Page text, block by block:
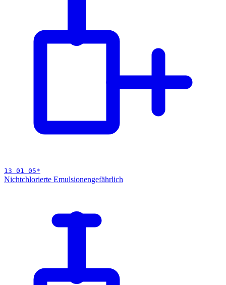
13 01 05*
Nichtchlorierte Emulsionengefährlich